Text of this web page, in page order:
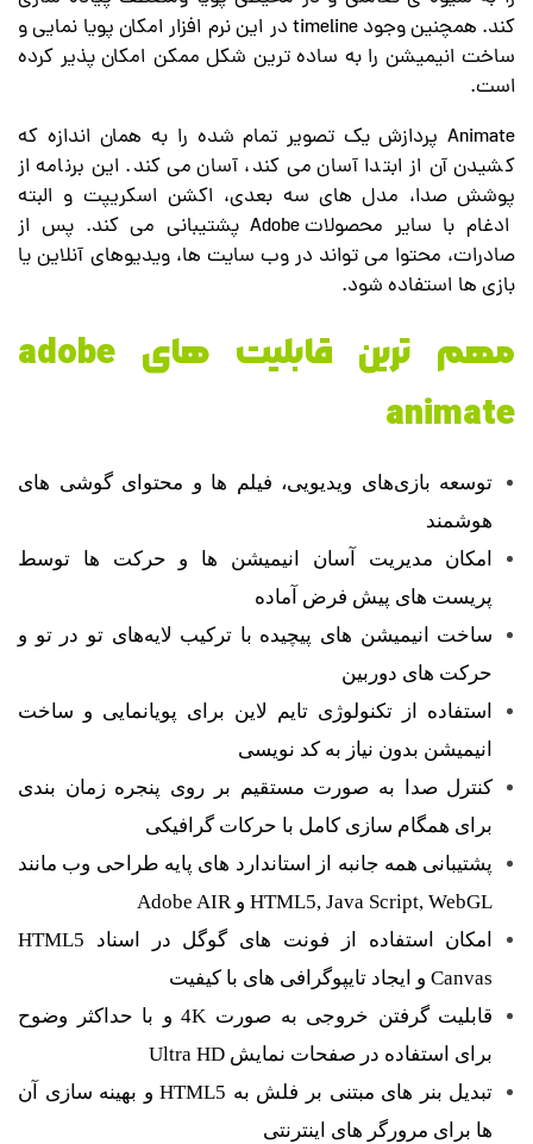
کند. همچنین وجود timeline در این نرم افزار امکان پویا نمایی و
ساخت انیمیشن را به ساده ترین شکل ممکن امکان پذیر کرده
است.
Animate پردازش یک تصویر تمام شده را به همان اندازه که
کشیدن آن از ابتدا آسان می کند، آسان می کند. این برنامه از
پوشش صدا، مدل های سه بعدی، اکشن اسکریپت و البته
ادغام با سایر محصولات Adobe پشتیبانی می کند. پس از
صادرات، محتوا می تواند در وب سایت ها، ویدیوهای آنلاین یا
بازی ها استفاده شود.
مهم ترین قابلیت های adobe
animate
توسعه بازی‌های ویدیویی، فیلم‌ ها و محتوای گوشی های
هوشمند
امکان مدیریت آسان انیمیشن ها و حرکت ها توسط
پریست های پیش فرض آماده
ساخت انیمیشن های پیچیده با ترکیب لایه‌های تو در تو و
حرکت های دوربین
استفاده از تکنولوژی تایم لاین برای پویانمایی و ساخت
انیمیشن بدون نیاز به کد نویسی
کنترل صدا به صورت مستقیم بر روی پنجره زمان بندی
برای همگام سازی کامل با حرکات گرافیکی
پشتیبانی همه جانبه از استاندارد های پایه طراحی وب مانند
HTML5, Java Script, WebGL و Adobe AIR
امکان استفاده از فونت های گوگل در اسناد HTML5
Canvas و ایجاد تایپوگرافی ‌های با کیفیت
قابلیت گرفتن خروجی به صورت 4K و با حداکثر وضوح
برای استفاده در صفحات نمایش Ultra HD
تبدیل بنر های مبتنی بر فلش به HTML5 و بهینه سازی آن
ها برای مرورگر های اینترنتی